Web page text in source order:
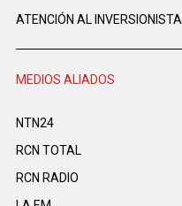
ATENCIÓN AL INVERSIONISTA
MEDIOS ALIADOS
NTN24
RCN TOTAL
RCN RADIO